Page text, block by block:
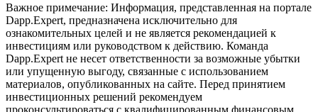
Важное примечание: Информация, представленная на портале
Dapp.Expert, предназначена исключительно для
ознакомительных целей и не является рекомендацией к
инвестициям или руководством к действию. Команда
Dapp.Expert не несет ответственности за возможные убытки
или упущенную выгоду, связанные с использованием
материалов, опубликованных на сайте. Перед принятием
инвестиционных решений рекомендуем
проконсультироваться с квалифицированным финансовым